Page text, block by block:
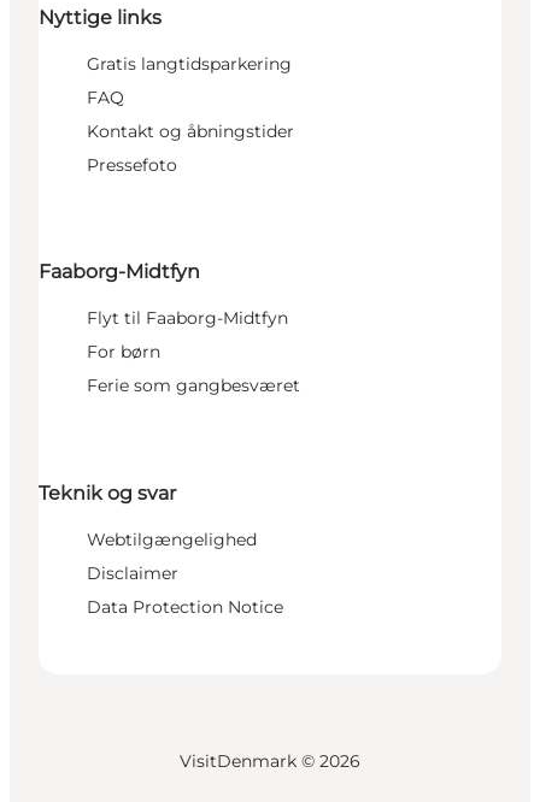
Nyttige links
Gratis langtidsparkering
FAQ
Kontakt og åbningstider
Pressefoto
Faaborg-Midtfyn
Flyt til Faaborg-Midtfyn
For børn
Ferie som gangbesværet
Teknik og svar
Webtilgængelighed
Disclaimer
Data Protection Notice
VisitDenmark © 2026